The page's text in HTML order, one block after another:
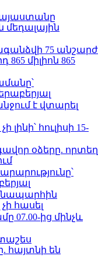
75 անշարժ
865 միլիոն 865
է վտարել
լինի՝ հուլիսի 15-
օձերը. որտեղ
հասել
07.00-ից մինչև
հայտնի են